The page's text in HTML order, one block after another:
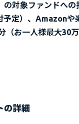
対象ファンドへの
予定）、Amazonや
お一人様最大30万